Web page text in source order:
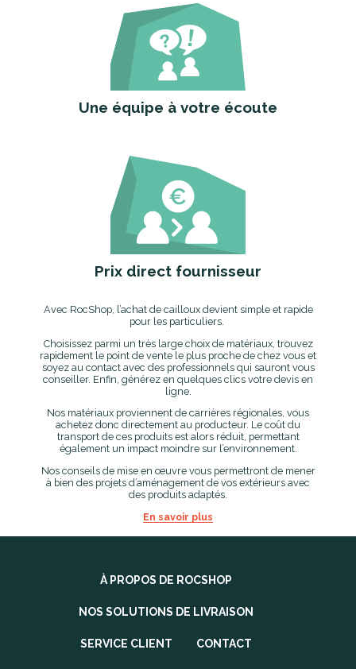
Une équipe à votre écoute
Prix direct fournisseur
Avec RocShop, l’achat de cailloux devient simple et rapide
pour les particuliers.
Choisissez parmi un très large choix de matériaux, trouvez
rapidement le point de vente le plus proche de chez vous et
soyez au contact avec des professionnels qui sauront vous
conseiller. Enfin, générez en quelques clics votre devis en
ligne.
Nos matériaux proviennent de carrières régionales, vous
achetez donc directement au producteur. Le coût du
transport de ces produits est alors réduit, permettant
également un impact moindre sur l’environnement.
Nos conseils de mise en œuvre vous permettront de mener
à bien des projets d’aménagement de vos extérieurs avec
des produits adaptés.
En savoir plus
À PROPOS DE ROCSHOP
NOS SOLUTIONS DE LIVRAISON
SERVICE CLIENT CONTACT